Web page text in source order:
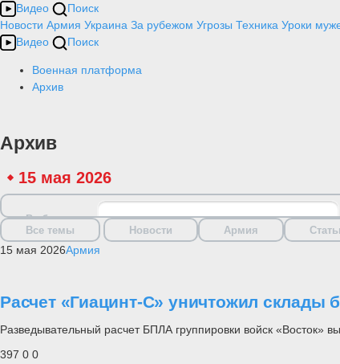
Видео
Поиск
Новости Армия Украина За рубежом Угрозы Техника Уроки
Видео
Поиск
Военная платформа
Архив
Архив
15 мая 2026
Выбрать дату
Все темы
Новости Армия
15 мая 2026Армия
Расчет «Гиацинт-С» уничтожил
Разведывательный расчет БПЛА группировки войск «Восток»
397 0 0